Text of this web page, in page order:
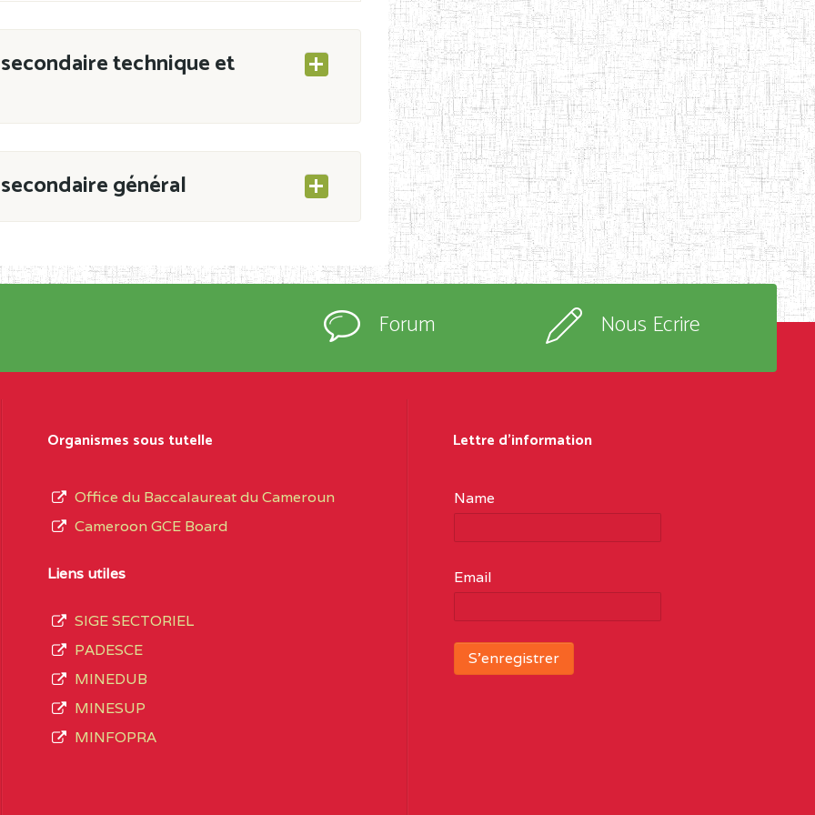
technique et
LES
DE
général
CAB du 21 mars 2011 portant ouverture
immatriculés et inscrits au
Généralau terme des opérations
3408 structures réparties ainsi qu’il
soit :
Forum Nous Ecrire
Organismes sous tutelle
Office du Baccalaureat du Cameroun
Cameroon GCE Board
Liens utiles
SIGE SECTORIEL
PADESCE
MINEDUB
MINESUP
MINFOPRA
Lettre d'information
Name
Email